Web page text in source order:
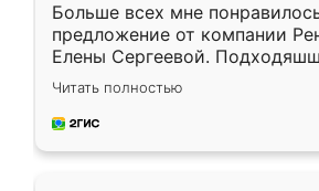
Больше всех мне
предложение от компании
Елены Сергеевой.
короткие сроки
для замера сотрудник
предложил по моему эскизу
Читать полностью